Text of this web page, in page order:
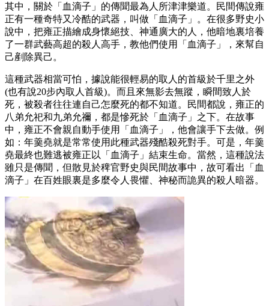
其中，關於「血滴子」的傳聞最為人所津津樂道。民間傳說雍
正有一種奇特又冷酷的武器，叫做「血滴子」。在很多野史小
說中，把雍正描繪成身懷絕技、神通廣大的人，他暗地裏培養
了一群武藝高超的殺人高手，教他們使用「血滴子」，來幫自
己剷除異己。
這種武器相當可怕，據說能很輕易的取人的首級於千里之外
(也有說20步內取人首級)。而且來無影去無蹤，瞬間致人於
死，被殺者往往連自己怎麼死的都不知道。民間都說，雍正的
八弟允祀和九弟允禰，都是慘死於「血滴子」之下。在故事
中，雍正不會親自動手使用「血滴子」，他會讓手下去做。例
如：年羹堯就是常常使用此種武器殘酷殺死對手。可是，年羹
堯最終也難逃被雍正以「血滴子」結束生命。當然，這種說法
雖只是傳聞，但散見於稗官野史與民間故事中，故可看出「血
滴子」在百姓眼裏是多麼令人畏懼、神秘而詭異的殺人暗器。